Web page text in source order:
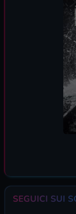
SEGUICI SUI